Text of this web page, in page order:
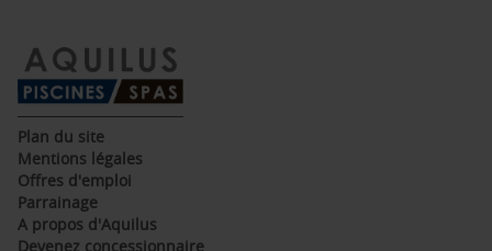
Plan du site(ouvre
dans
une
nouvelle
Mentions légales
fenêtre)
Offres d'emploi
une
nouvelle
Parrainage(ouvre
dans
une
A propos d'Aquilus
dans
Devenez concessionnaire(ouvre